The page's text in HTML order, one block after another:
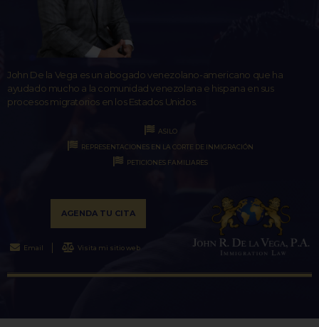
John De la Vega es un abogado venezolano-americano que ha
ayudado mucho a la comunidad venezolana e hispana en sus
procesos migratorios en los Estados Unidos.
ASILO
REPRESENTACIONES EN LA CORTE DE INMIGRACIÓN
PETICIONES FAMILIARES
AGENDA TU CITA
Email Visita mi sitio web